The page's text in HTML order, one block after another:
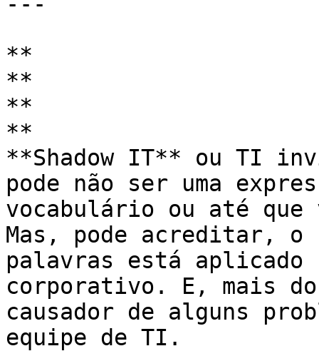
**
**
**
**
**Shadow IT** ou TI
pode não ser uma
vocabulário ou até que
Mas, pode acreditar, o
palavras está aplicado
corporativo. E, mais
causador de alguns
equipe de TI.